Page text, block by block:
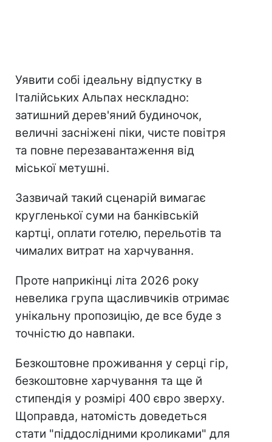
Уявити собі ідеальну відпустку в
Італійських Альпах нескладно:
затишний дерев'яний будиночок,
величні засніжені піки, чисте повітря
та повне перезавантаження від
міської метушні.
Зазвичай такий сценарій вимагає
кругленької суми на банківській
картці, оплати готелю, перельотів та
чималих витрат на харчування.
Проте наприкінці літа 2026 року
невелика група щасливчиків отримає
унікальну пропозицію, де все буде з
точністю до навпаки.
Безкоштовне проживання у серці гір,
безкоштовне харчування та ще й
стипендія у розмірі 400 євро зверху.
Щоправда, натомість доведеться
стати "піддослідними кроликами" для